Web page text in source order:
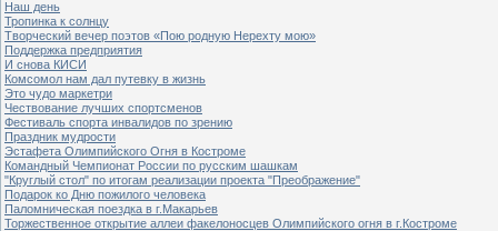
Наш день
Тропинка к солнцу
Творческий вечер поэтов «Пою родную Нерехту мою»
Поддержка предприятия
И снова КИСИ
Комсомол нам дал путевку в жизнь
Это чудо маркетри
Чествование лучших спортсменов
Фестиваль спорта инвалидов по зрению
Праздник мудрости
Эстафета Олимпийского Огня в Костроме
Командный Чемпионат России по русским шашкам
"Круглый стол" по итогам реализации проекта "Преображение"
Подарок ко Дню пожилого человека
Паломническая поездка в г.Макарьев
Торжественное открытие аллеи факелоносцев Олимпийского огня в г.Костроме